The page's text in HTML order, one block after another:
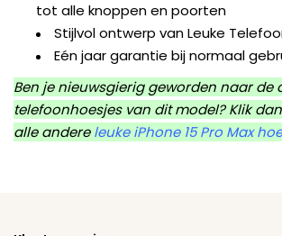
tot alle knoppen en poorten
Stijlvol ontwerp van Leuke
Eén jaar garantie bij normaal
Ben je nieuwsgierig geworden naar de
telefoonhoesjes van dit model? Klik
alle andereleuke iPhone 15 Pro Max